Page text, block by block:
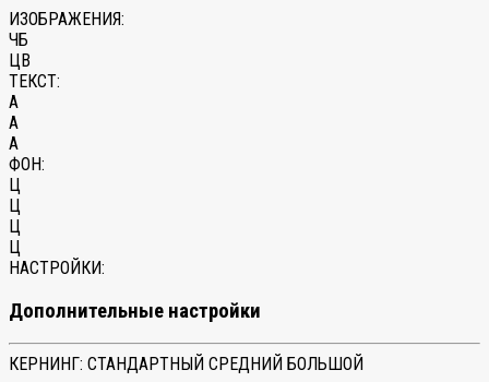
ИЗОБРАЖЕНИЯ:
ЧБ
ЦВ
ТЕКСТ:
A
A
A
ФОН:
Ц
Ц
Ц
Ц
НАСТРОЙКИ:
Дополнительные настройки
КЕРНИНГ: СТАНДАРТНЫЙ СРЕДНИЙ БОЛЬШОЙ